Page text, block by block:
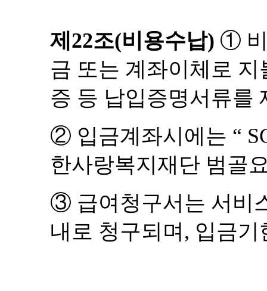
제 22조(비용수납) ①
금 또는 계좌이체로
증 등 납입증명서류를
② 입금계좌시에는 “
한사랑복지재단 범골
③ 급여청구서는 서비
내로 청구되며, 입금